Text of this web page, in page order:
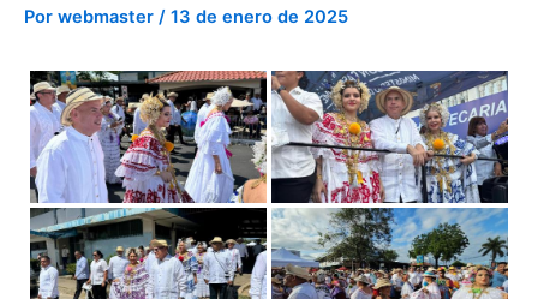
Por webmaster / 13 de enero de 2025